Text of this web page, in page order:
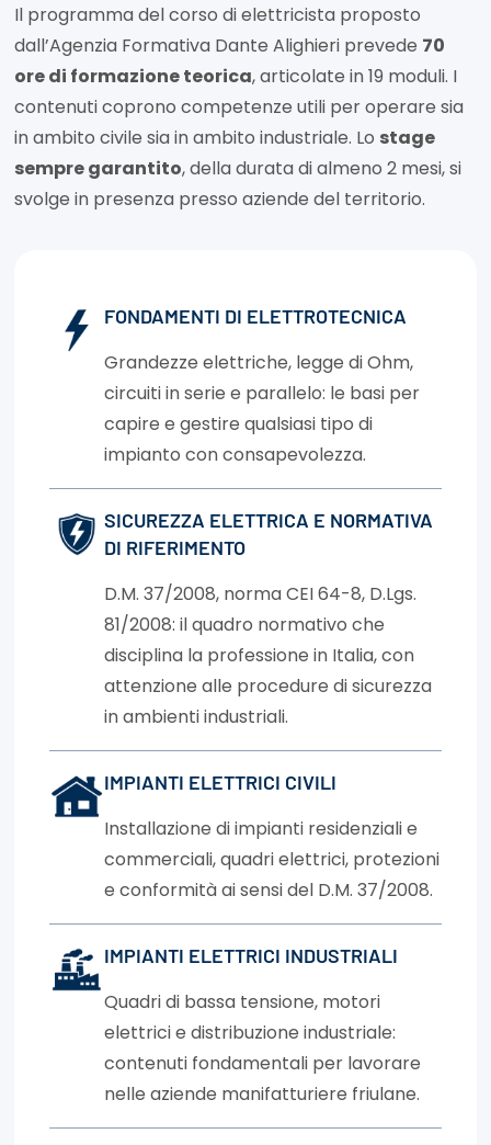
Il programma del corso di elettricista proposto
dall’Agenzia Formativa Dante Alighieri prevede 70
ore di formazione teorica, articolate in 19 moduli. I
contenuti coprono competenze utili per operare sia
in ambito civile sia in ambito industriale. Lo stage
sempre garantito, della durata di almeno 2 mesi, si
svolge in presenza presso aziende del territorio.
FONDAMENTI DI ELETTROTECNICA
Grandezze elettriche, legge di Ohm,
circuiti in serie e parallelo: le basi per
capire e gestire qualsiasi tipo di
impianto con consapevolezza.
SICUREZZA ELETTRICA E NORMATIVA
DI RIFERIMENTO
D.M. 37/2008, norma CEI 64-8, D.Lgs.
81/2008: il quadro normativo che
disciplina la professione in Italia, con
attenzione alle procedure di sicurezza
in ambienti industriali.
IMPIANTI ELETTRICI CIVILI
Installazione di impianti residenziali e
commerciali, quadri elettrici, protezioni
e conformità ai sensi del D.M. 37/2008.
IMPIANTI ELETTRICI INDUSTRIALI
Quadri di bassa tensione, motori
elettrici e distribuzione industriale:
contenuti fondamentali per lavorare
nelle aziende manifatturiere friulane.